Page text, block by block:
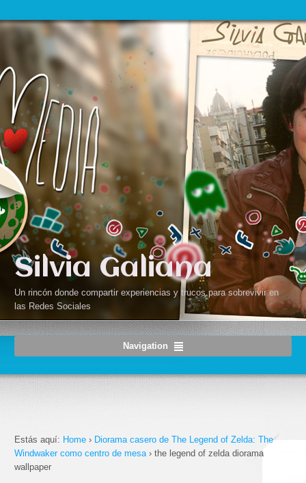
Silvia Galiana
Un rincón donde compartir experiencias y trucos para sobrevivir en
las Redes Sociales
Navigation
Estás aquí: Home › Diorama casero de The Legend of Zelda: The
Windwaker como centro de mesa › the legend of zelda diorama
wallpaper